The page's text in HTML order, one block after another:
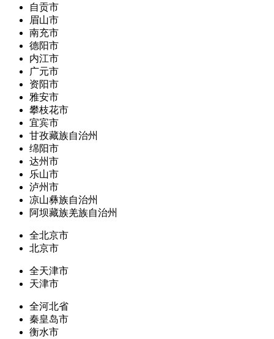
自贡市
眉山市
南充市
德阳市
内江市
广元市
资阳市
雅安市
攀枝花市
宜宾市
甘孜藏族自治州
绵阳市
达州市
乐山市
泸州市
凉山彝族自治州
阿坝藏族羌族自治州
全北京市
北京市
全天津市
天津市
全河北省
秦皇岛市
衡水市